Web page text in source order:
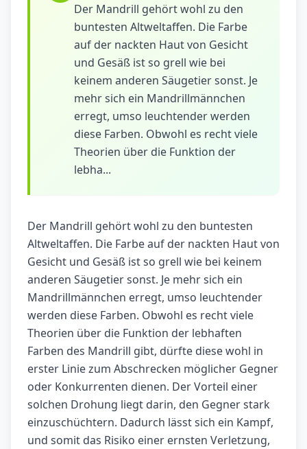
Der Mandrill gehört wohl zu den
buntesten Altweltaffen. Die Farbe
auf der nackten Haut von Gesicht
und Gesäß ist so grell wie bei
keinem anderen Säugetier sonst. Je
mehr sich ein Mandrillmännchen
erregt, umso leuchtender werden
diese Farben. Obwohl es recht viele
Theorien über die Funktion der
lebha...
Der Mandrill gehört wohl zu den buntesten
Altweltaffen. Die Farbe auf der nackten Haut von
Gesicht und Gesäß ist so grell wie bei keinem
anderen Säugetier sonst. Je mehr sich ein
Mandrillmännchen erregt, umso leuchtender
werden diese Farben. Obwohl es recht viele
Theorien über die Funktion der lebhaften
Farben des Mandrill gibt, dürfte diese wohl in
erster Linie zum Abschrecken möglicher Gegner
oder Konkurrenten dienen. Der Vorteil einer
solchen Drohung liegt darin, den Gegner stark
einzuschüchtern. Dadurch lässt sich ein Kampf,
und somit das Risiko einer ernsten Verletzung,